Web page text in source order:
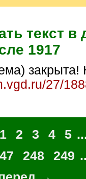
текст в
1917
закрыта!
27/
1 2 3 4 5
248 249